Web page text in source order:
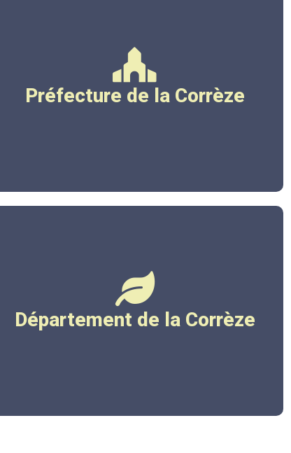
Préfecture de la Corrèze
www.correze.gouv.fr
Département de la Corrèze
www.correze.fr